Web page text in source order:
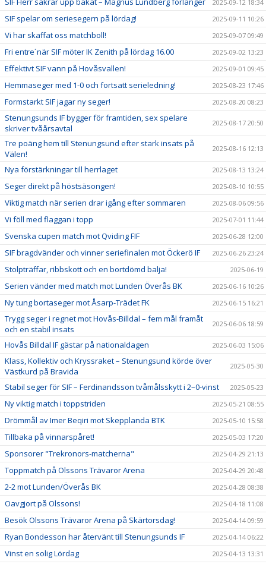
2025-09-12 18:34
SIF spelar om seriesegern på lördag! 2025-09-11 10:26
Vi har skaffat oss matchboll! 2025-09-07 09:49
Fri entre´när SIF möter IK Zenith på lördag 16.00 2025-09-02 13:23
Effektivt SIF vann på Hovåsvallen! 2025-09-01 09:45
Hemmaseger med 1-0 och fortsatt serieledning! 2025-08-23 17:46
Formstarkt SIF jagar ny seger! 2025-08-20 08:23
Stenungsunds IF bygger för framtiden, sex spelare
skriver tvåårsavtal
2025-08-17 20:50
Tre poäng hem till Stenungsund efter stark insats på
Välen!
2025-08-16 12:13
Nya förstärkningar till herrlaget 2025-08-13 13:24
Seger direkt på höstsäsongen! 2025-08-10 10:55
Viktig match när serien drar igång efter sommaren 2025-08-06 09:56
Vi föll med flaggan i topp 2025-07-01 11:44
Svenska cupen match mot Qviding FIF 2025-06-28 12:00
SIF bragdvänder och vinner seriefinalen mot Öckerö IF 2025-06-26 23:24
Stolpträffar, ribbskott och en bortdömd balja! 2025-06-19
Serien vänder med match mot Lunden Överås BK 2025-06-16 10:26
Ny tung bortaseger mot Åsarp-Trädet FK 2025-06-15 16:21
Trygg seger i regnet mot Hovås-Billdal – fem mål framåt
och en stabil insats
2025-06-06 18:59
Hovås Billdal IF gästar på nationaldagen 2025-06-03 15:06
Klass, Kollektiv och Kryssraket – Stenungsund körde över
Västkurd på Bravida
2025-05-30
Stabil seger för SIF – Ferdinandsson tvåmålsskytt i 2–0-vinst 2025-05-23
Ny viktig match i toppstriden 2025-05-21 08:55
Drömmål av Imer Beqiri mot Skepplanda BTK 2025-05-10 15:58
Tillbaka på vinnarspåret! 2025-05-03 17:20
Sponsorer "Trekronors-matcherna" 2025-04-29 21:13
Toppmatch på Olssons Trävaror Arena 2025-04-29 20:48
2-2 mot Lunden/Överås BK 2025-04-28 08:38
Oavgjort på Olssons! 2025-04-18 11:08
Besök Olssons Trävaror Arena på Skärtorsdag! 2025-04-14 09:59
Ryan Bondesson har återvänt till Stenungsunds IF 2025-04-14 06:22
Vinst en solig Lördag 2025-04-13 13:31